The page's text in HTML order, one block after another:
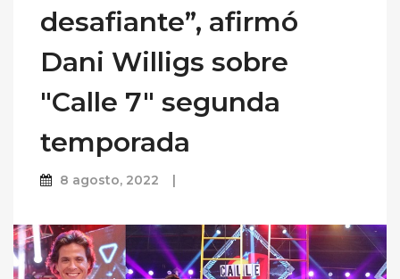
desafiante”, afirmó
Dani Willigs sobre
"Calle 7" segunda
temporada
8 agosto, 2022